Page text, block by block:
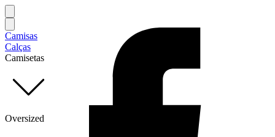
Camisas
Calças
Camisetas
Oversized